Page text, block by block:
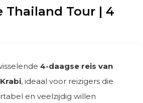
Thailand Tour | 4
4-daagse reis van
, ideaal voor reizigers die
en veelzijdig willen